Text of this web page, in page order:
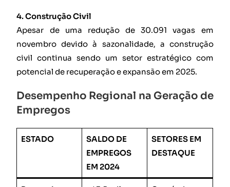
4. Construção Civil
Apesar de uma redução de 30.091 vagas em
novembro devido à sazonalidade, a construção
civil continua sendo um setor estratégico com
potencial de recuperação e expansão em 2025.
Desempenho Regional na Geração de
Empregos
ESTADO
SALDO DE
EMPREGOS
EM 2024
SETORES EM
DESTAQUE